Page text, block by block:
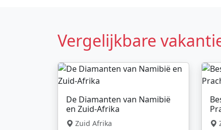
Vergelijkbare
De Diamanten van Namibië
en Zuid-Afrika
Zuid Afrika